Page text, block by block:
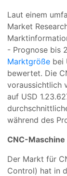
Laut einem
Market
- Prognose bis
Marktgröße bei
bewertet. Die
voraussichtlich
auf USD
während des
CNC-
Der Markt für
Control) hat in